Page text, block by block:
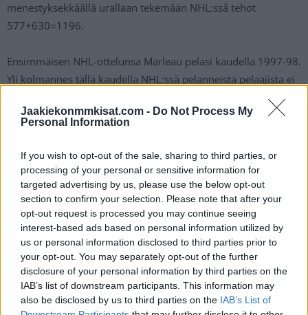
Jaakiekonmmkisat.com - Do Not Process My
Personal Information
If you wish to opt-out of the sale, sharing to third parties, or
processing of your personal or sensitive information for
targeted advertising by us, please use the below opt-out
section to confirm your selection. Please note that after your
opt-out request is processed you may continue seeing
interest-based ads based on personal information utilized by
us or personal information disclosed to third parties prior to
your opt-out. You may separately opt-out of the further
disclosure of your personal information by third parties on the
IAB’s list of downstream participants. This information may
also be disclosed by us to third parties on the IAB’s List of
menestyksekkäällä urallaan tekemään NHL:ssä tehot
577+630=1196.
Ensimmäisen NHL-ottelunsa Marleau pelasi kaudella 1997-98.
Yli kolmannes tällä kaudella NHL:ssä pelanneista pelaajista ei
ollut edes syntynyt vielä silloin, kun Patrick Marleau debytoi
NHL:ssä.
Kanadanmaajoukkueessakonkarihyökkääjä on voittanut
himoitun triplan, eli olympia-, MM-, sekä World Cup -kultaa.